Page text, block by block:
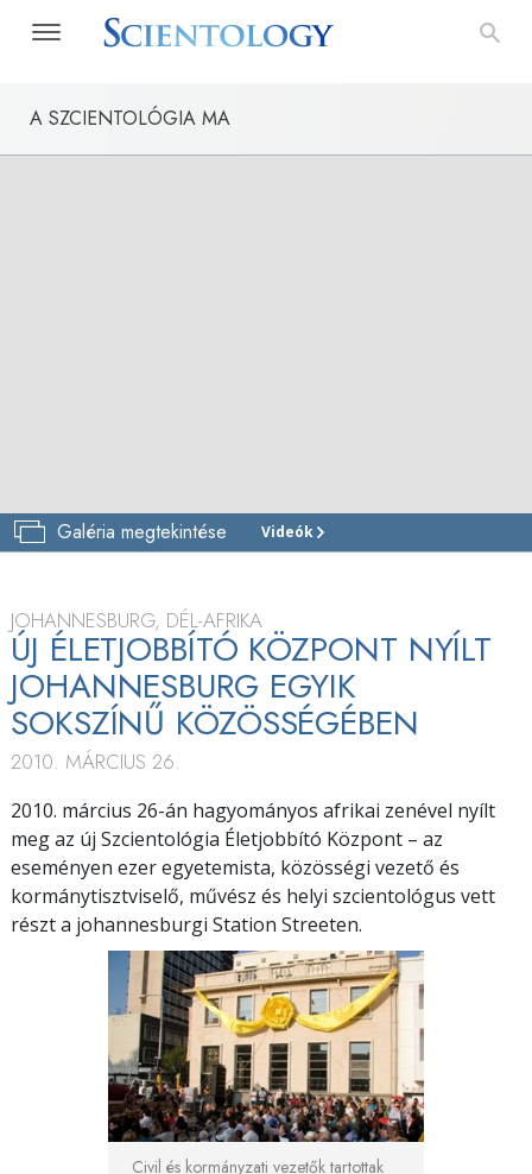
A SZCIENTOLÓGIA MA
Galéria megtekintése Videók
JOHANNESBURG
CENTRE
BEMUTATÓ
MEGNYITÓ
JOHANNESBURG, DÉL-AFRIKA
ÚJ ÉLETJOBBÍTÓ KÖZPONT NYÍLT
JOHANNESBURG EGYIK
SOKSZÍNŰ KÖZÖSSÉGÉBEN
2010. MÁRCIUS 26.
2010. március 26-án hagyományos afrikai zenével nyílt
meg az új Szcientológia Életjobbító Központ – az
eseményen ezer egyetemista, közösségi vezető és
kormánytisztviselő, művész és helyi szcientológus vett
részt a johannesburgi Station Streeten.
Civil és kormányzati vezetők tartottak